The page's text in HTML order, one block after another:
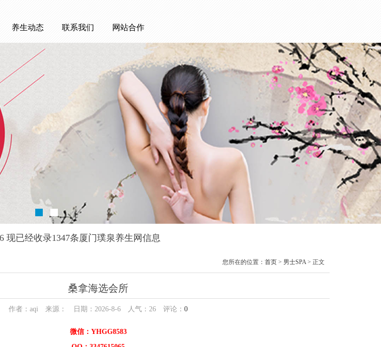
养生动态 联系我们 网站合作
现已经收录1347条厦门璞泉养生网信息
您所在的位置： 首页 > 男士SPA> 正文
桑拿海选会所
作者：aqi 来源： 日期：2026-8-6 人气： 26 评论： 0
微信：YHGG8583